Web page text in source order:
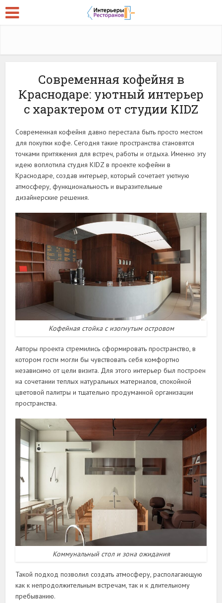
Современная кофейня в
Краснодаре: уютный интерьер
с характером от студии KIDZ
Современная кофейня давно перестала быть просто местом
для покупки кофе. Сегодня такие пространства становятся
точками притяжения для встреч, работы и отдыха. Именно эту
идею воплотила студия KIDZ в проекте кофейни в
Краснодаре, создав интерьер, который сочетает уютную
атмосферу, функциональность и выразительные
дизайнерские решения.
Кофейная стойка с изогнутым островом
Авторы проекта стремились сформировать пространство, в
котором гости могли бы чувствовать себя комфортно
независимо от цели визита. Для этого интерьер был построен
на сочетании теплых натуральных материалов, спокойной
цветовой палитры и тщательно продуманной организации
пространства.
Коммунальный стол и зона ожидания
Такой подход позволил создать атмосферу, располагающую
как к непродолжительным встречам, так и к длительному
пребыванию.